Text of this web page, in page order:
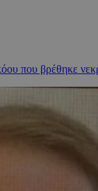
που βρέθηκε